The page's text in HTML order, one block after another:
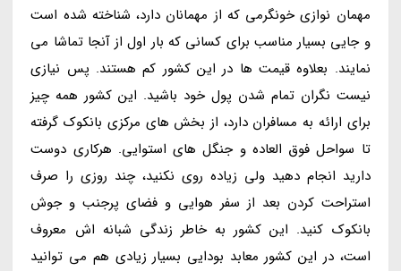
مهمان نوازی خونگرمی که از مهمانان دارد، شناخته شده است
و جایی بسیار مناسب برای کسانی که بار اول از آنجا تماشا می
نمایند. بعلاوه قیمت ها در این کشور کم هستند. پس نیازی
نیست نگران تمام شدن پول خود باشید. این کشور همه چیز
برای ارائه به مسافران دارد، از بخش های مرکزی بانکوک گرفته
تا سواحل فوق العاده و جنگل های استوایی. هرکاری دوست
دارید انجام دهید ولی زیاده روی نکنید، چند روزی را صرف
استراحت کردن بعد از سفر هوایی و فضای پرجنب و جوش
بانکوک کنید. این کشور به خاطر زندگی شبانه اش معروف
است، در این کشور معابد بودایی بسیار زیادی هم می توانید